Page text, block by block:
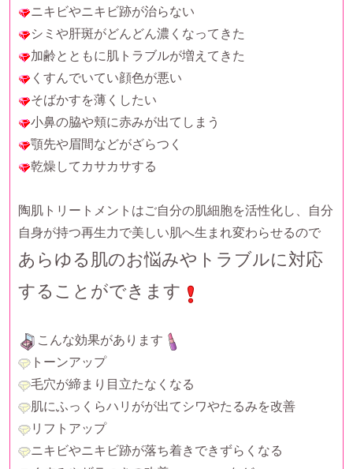
ニキビやニキビ跡が治らない
シミや肝斑がどんどん濃くなってきた
加齢とともに肌トラブルが増えてきた
くすんでいてい顔色が悪い
そばかすを薄くしたい
小鼻の脇や頬に赤みが出てしまう
顎先や眉間などがざらつく
乾燥してカサカサする
陶肌トリートメントはご自分の肌細胞を活性化し、自分
自身が持つ再生力で美しい肌へ生まれ変わらせるので
あらゆる肌のお悩みやトラブルに対応
することができます
こんな効果があります
トーンアップ
毛穴が締まり目立たなくなる
肌にふっくらハリがが出てシワやたるみを改善
リフトアップ
ニキビやニキビ跡が落ち着きできずらくなる